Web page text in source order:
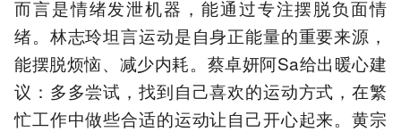
而言是情绪发泄机器，能通过专注摆脱负面情
绪。林志玲坦言运动是自身正能量的重要来源，
能摆脱烦恼、减少内耗。蔡卓妍阿Sa给出暖心建
议：多多尝试，找到自己喜欢的运动方式，在繁
忙工作中做些合适的运动让自己开心起来。黄宗